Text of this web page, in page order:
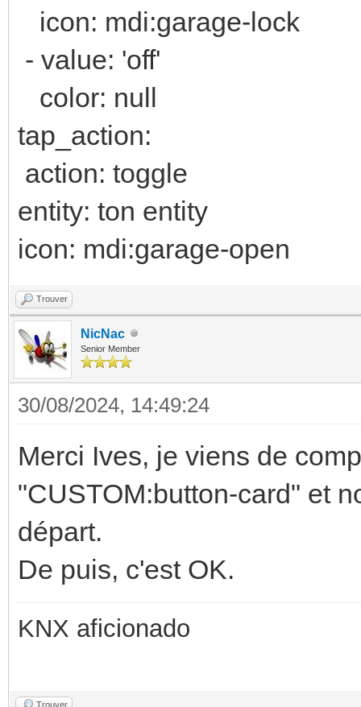
icon: mdi:garage-lock
- value: 'off'
color: null
tap_action:
action: toggle
entity: ton entity
icon: mdi:garage-open
Trouver
NicNac
Senior Member
30/08/2024, 14:49:24
Merci Ives, je viens de
"CUSTOM:button-card" et
départ.
De puis, c'est OK.
KNX aficionado
Trouver